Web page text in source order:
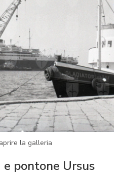
la galleria
e pontone Ursus